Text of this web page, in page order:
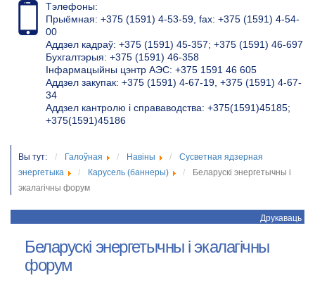
Тэлефоны:
Прыёмная: +375 (1591) 4-53-59, fax: +375 (1591) 4-54-
00
Аддзел кадраў: +375 (1591) 45-357; +375 (1591) 46-697
Бухгалтэрыя: +375 (1591) 46-358
Інфармацыйны цэнтр АЭС: +375 1591 46 605
Аддзел закупак: +375 (1591) 4-67-19, +375 (1591) 4-67-
34
Аддзел кантролю і справаводства: +375(1591)45185;
+375(1591)45186
Вы тут: Галоўная Навіны
Сусветная ядзерная
энергетыка
Карусель (баннеры)
Беларускі энергетычны і
экалагічны форум
Друкаваць
Беларускі энергетычны і экалагічны
форум